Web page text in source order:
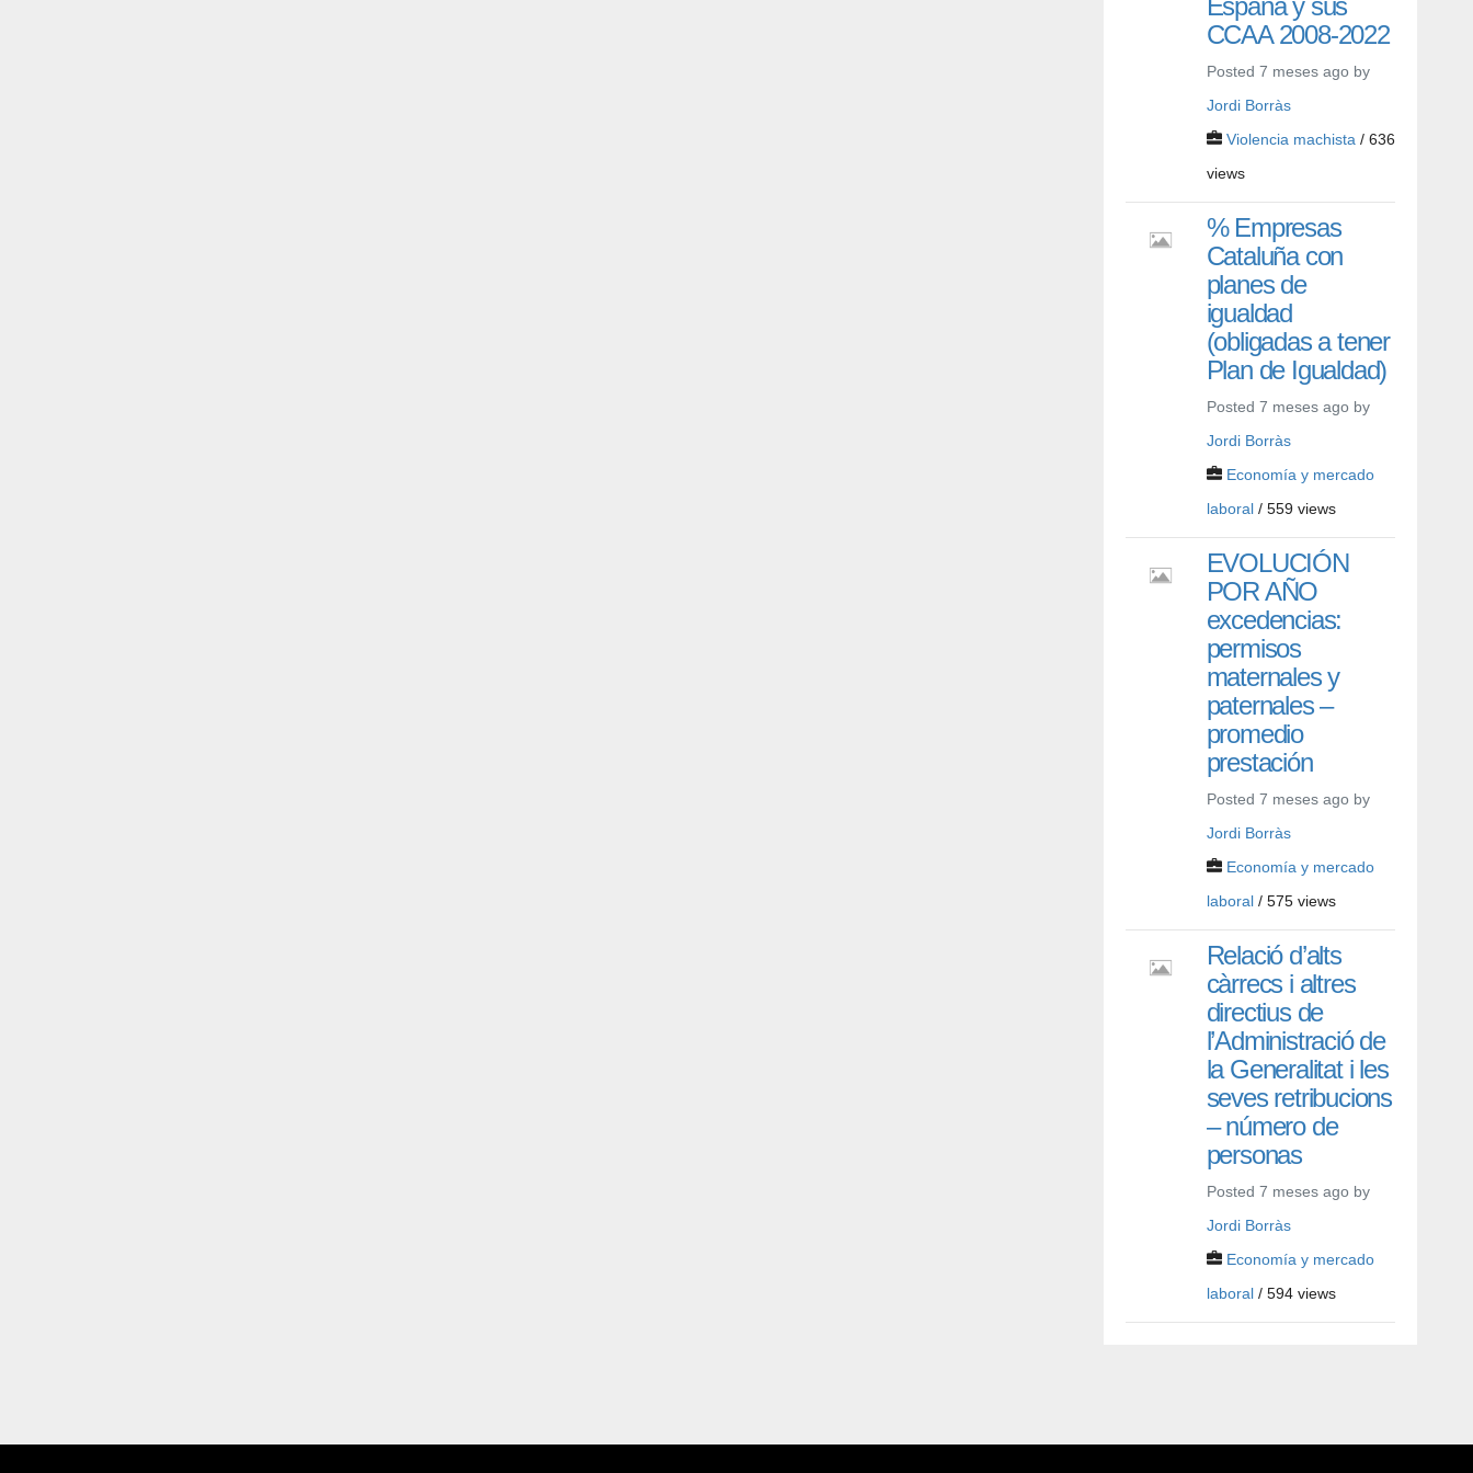
España y sus
CCAA 2008-2022
Posted 7 meses ago by
Jordi Borràs
Violencia machista/ 636
views
% Empresas
Cataluña con
planes de
igualdad
(obligadas a tener
Plan de Igualdad)
Posted 7 meses ago by
Jordi Borràs
Economía y mercado
laboral / 559 views
EVOLUCIÓN
POR AÑO
excedencias:
permisos
maternales y
paternales –
promedio
prestación
Posted 7 meses ago by
Jordi Borràs
Economía y mercado
laboral / 575 views
Relació d’alts
càrrecs i altres
directius de
l’Administració de
la Generalitat i les
seves retribucions
– número de
personas
Posted 7 meses ago by
Jordi Borràs
Economía y mercado
laboral / 594 views